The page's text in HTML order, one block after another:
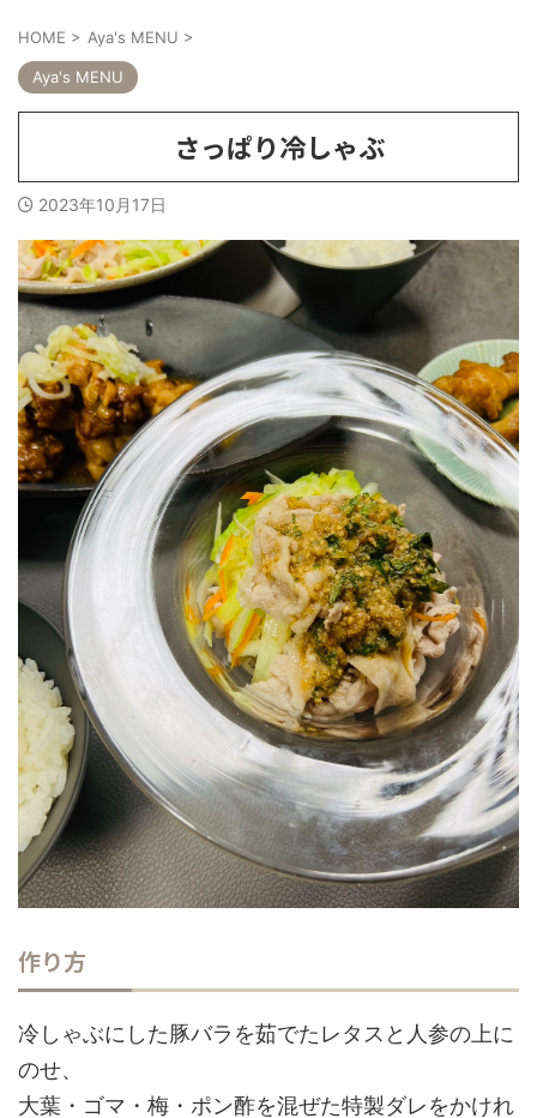
HOME > Aya's MENU >
Aya's MENU
さっぱり冷しゃぶ
2023年10月17日
作り方
冷しゃぶにした豚バラを茹でたレタスと人参の上に
のせ、
大葉・ゴマ・梅・ポン酢を混ぜた特製ダレをかけれ